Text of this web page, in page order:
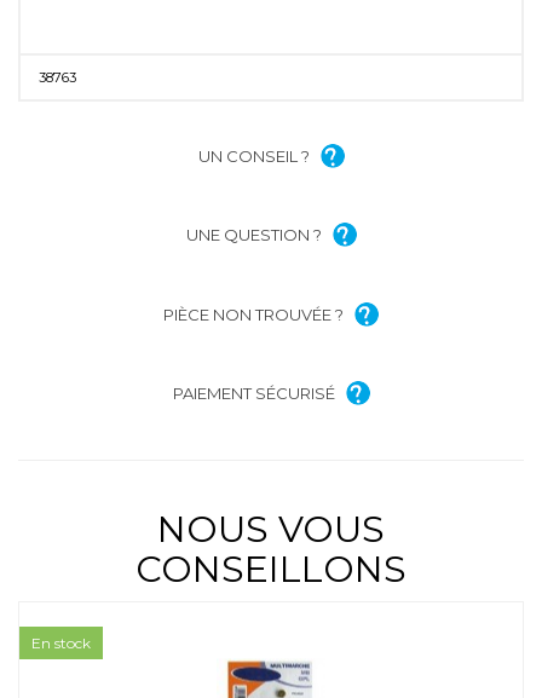
38763
UN CONSEIL ?
UNE QUESTION ?
PIÈCE NON TROUVÉE ?
PAIEMENT SÉCURISÉ
NOUS VOUS
CONSEILLONS
En stock